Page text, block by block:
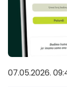
07.05.2026.